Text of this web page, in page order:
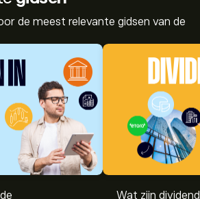
de meest relevante gidsen van de
Wat zijn